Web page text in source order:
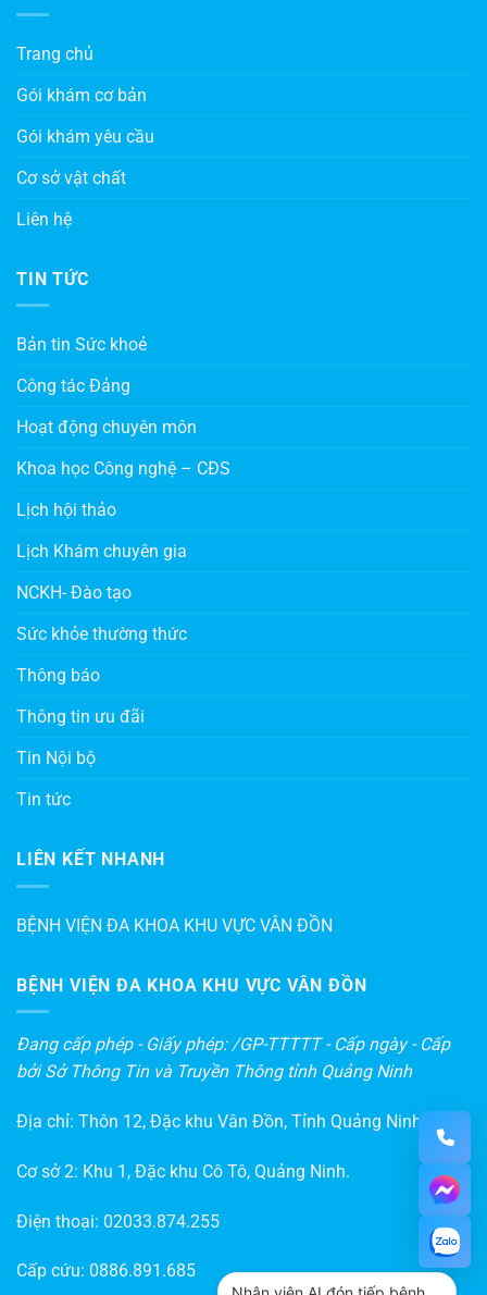
Trang chủ
Gói khám cơ bản
Gói khám yêu cầu
Cơ sở vật chất
Liên hệ
TIN TỨC
Bản tin Sức khoẻ
Công tác Đảng
Hoạt động chuyên môn
Khoa học Công nghệ – CĐS
Lịch hội thảo
Lịch Khám chuyên gia
NCKH- Đào tạo
Sức khỏe thường thức
Thông báo
Thông tin ưu đãi
Tin Nội bộ
Tin tức
LIÊN KẾT NHANH
BỆNH VIỆN ĐA KHOA KHU VỰC VÂN ĐỒN
BỆNH VIỆN ĐA KHOA KHU VỰC VÂN ĐỒN
Đang cấp phép - Giấy phép: /GP-TTTTT - Cấp ngày - Cấp
bởi Sở Thông Tin và Truyền Thông tỉnh Quảng Ninh
Địa chỉ: Thôn 12, Đặc khu Vân Đồn, Tỉnh Quảng Ninh
Cơ sở 2: Khu 1, Đặc khu Cô Tô, Quảng Ninh.
Điện thoại: 02033.874.255
Cấp cứu: 0886.891.685